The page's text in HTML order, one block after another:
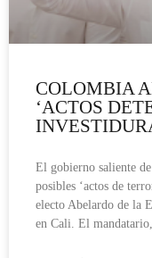
COLOMBIA
‘ACTOS
El gobierno saliente
posibles ‘actos de
electo Abelardo de la
en Cali. El